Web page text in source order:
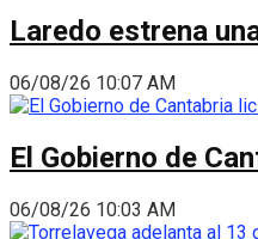
Laredo estrena
06/08/26 10:07 AM
El Gobierno de
06/08/26 10:03 AM